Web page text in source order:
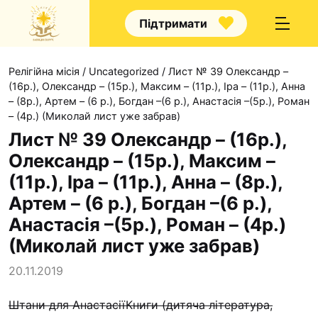
Підтримати
Про нас
Капелани
Волонтерство
Наші напрямки праці
Наш покровитель
Проекти
Релігійна місія / Uncategorized / Лист № 39 Олександр –
(16р.), Олександр – (15р.), Максим – (11р.), Іра – (11р.), Анна
– (8р.), Артем – (6 р.), Богдан –(6 р.), Анастасія –(5р.), Роман
– (4р.) (Миколай лист уже забрав)
Лист № 39 Олександр – (16р.),
Олександр – (15р.), Максим –
(11р.), Іра – (11р.), Анна – (8р.),
Артем – (6 р.), Богдан –(6 р.),
Анастасія –(5р.), Роман – (4р.)
(Миколай лист уже забрав)
20.11.2019
Штани для АнастасіїКниги (дитяча література,